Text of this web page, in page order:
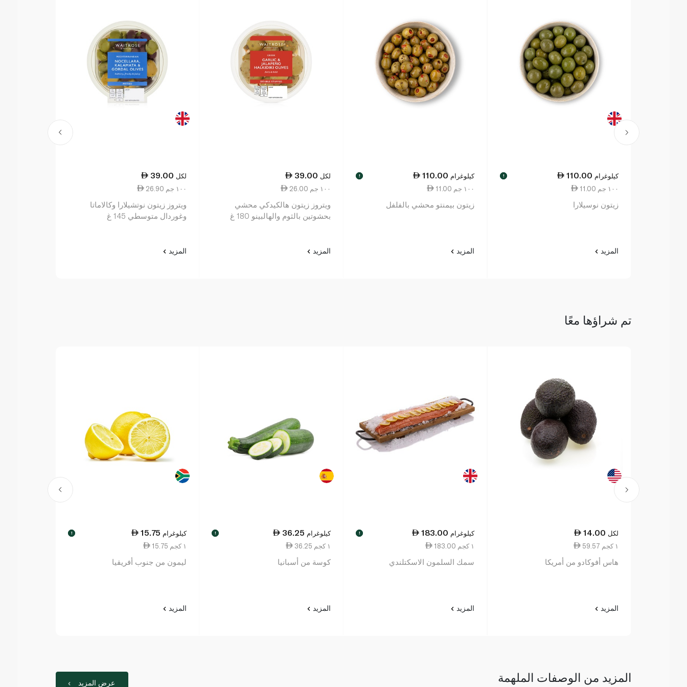
110.00 كيلوغرام !
11.00 ١٠٠ جم
زيتون نوسيلارا
المزيد
110.00 كيلوغرام !
11.00 ١٠٠ جم
زيتون بيمنتو محشي بالفلفل
المزيد
39.00 لكل
26.00 ١٠٠ جم
ويتروز زيتون هالكيدكي محشي
بحشوتين بالثوم والهالبينو 180 غ
المزيد
39.00 لكل
26.90 ١٠٠ جم
ويتروز زيتون نوتشيلارا وكالاماتا
وغوردال متوسطي 145 غ
المزيد
تم شراؤها معًا
14.00 لكل
59.57 ١ كجم
هاس أفوكادو من أمريكا
المزيد
183.00 كيلوغرام !
183.00 ١ كجم
سمك السلمون الاسكتلندي
المزيد
36.25 كيلوغرام !
36.25 ١ كجم
كوسة من أسبانيا
المزيد
15.75 كيلوغرام !
15.75 ١ كجم
ليمون من جنوب أفريقيا
المزيد
المزيد من الوصفات الملهمة عرض المزيد